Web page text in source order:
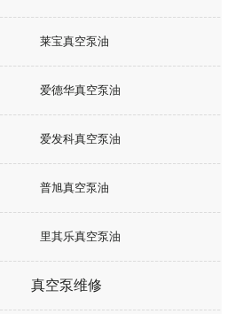
莱宝真空泵油
爱德华真空泵油
爱发科真空泵油
普旭真空泵油
里其乐真空泵油
真空泵维修